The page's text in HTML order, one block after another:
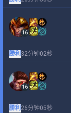
16
勝利 32分钟02秒
16
勝利 26分钟05秒